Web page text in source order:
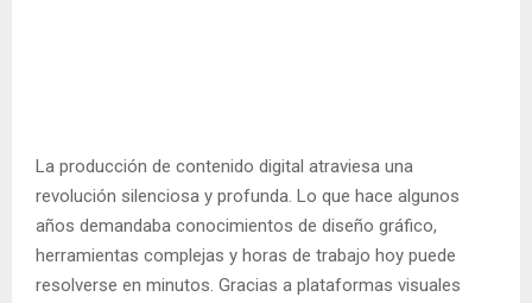
La producción de contenido digital atraviesa una
revolución silenciosa y profunda. Lo que hace algunos
años demandaba conocimientos de diseño gráfico,
herramientas complejas y horas de trabajo hoy puede
resolverse en minutos. Gracias a plataformas visuales